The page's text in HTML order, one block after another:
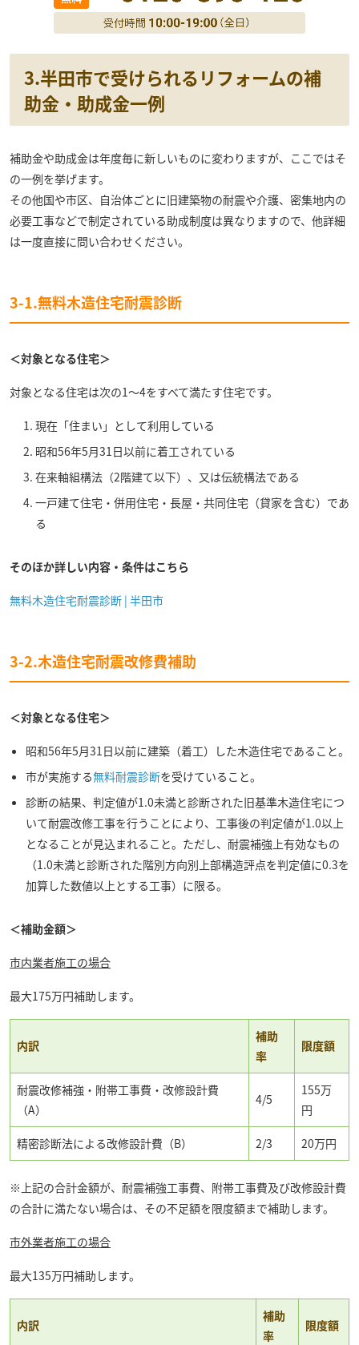
3.半田市で受けられるリフォームの補
助金・助成金一例
補助金や助成金は年度毎に新しいものに変わりますが、ここではそ
の一例を挙げます。
その他国や市区、自治体ごとに旧建築物の耐震や介護、密集地内の
必要工事などで制定されている助成制度は異なりますので、他詳細
は一度直接に問い合わせください。
3-1.無料木造住宅耐震診断
＜対象となる住宅＞
対象となる住宅は次の1～4をすべて満たす住宅です。
現在「住まい」として利用している
昭和56年5月31日以前に着工されている
在来軸組構法（2階建て以下）、又は伝統構法である
一戸建て住宅・併用住宅・長屋・共同住宅（貸家を含む）であ
る
そのほか詳しい内容・条件はこちら
無料木造住宅耐震診断 | 半田市
3-2.木造住宅耐震改修費補助
＜対象となる住宅＞
昭和56年5月31日以前に建築（着工）した木造住宅であること。
市が実施する無料耐震診断を受けていること。
診断の結果、判定値が1.0未満と診断された旧基準木造住宅につ
いて耐震改修工事を行うことにより、工事後の判定値が1.0以上
となることが見込まれること。ただし、耐震補強上有効なもの
（1.0未満と診断された階別方向別上部構造評点を判定値に0.3を
加算した数値以上とする工事）に限る。
＜補助金額＞
市内業者施工の場合
最大175万円補助します。
内訳
補助
率
限度額
耐震改修補強・附帯工事費・改修設計費
（A）
4/5
155万
円
精密診断法による改修設計費（B） 2/3 20万円
※上記の合計金額が、耐震補強工事費、附帯工事費及び改修設計費
の合計に満たない場合は、その不足額を限度額まで補助します。
市外業者施工の場合
最大135万円補助します。
内訳
補助
率
限度額